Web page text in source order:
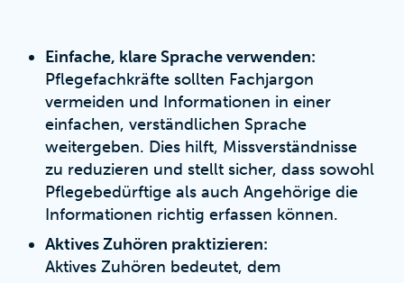
Einfache, klare Sprache verwenden:
Pflegefachkräfte sollten Fachjargon
vermeiden und Informationen in einer
einfachen, verständlichen Sprache
weitergeben. Dies hilft, Missverständnisse
zu reduzieren und stellt sicher, dass sowohl
Pflegebedürftige als auch Angehörige die
Informationen richtig erfassen können.
Aktives Zuhören praktizieren:
Aktives Zuhören bedeutet, dem